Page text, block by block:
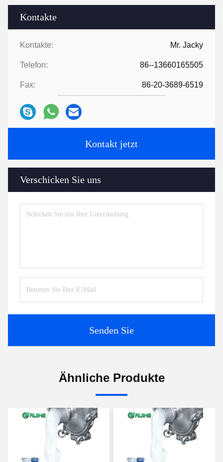
Kontakte
Kontakte: Mr. Jacky
Telefon: 86--13660165505
Fax: 86-20-3689-6519
Kontakt jetzt
Verschicken Sie uns
Senden Sie
Ähnliche Produkte